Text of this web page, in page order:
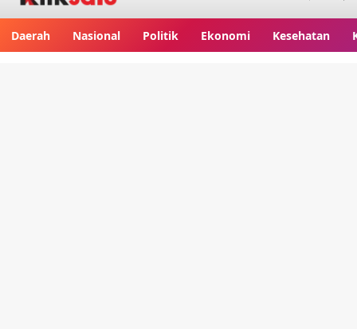
Daerah Nasional Politik Ekonomi Kesehatan